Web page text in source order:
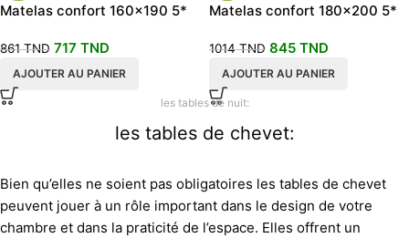
Matelas confort 160×190 5*
861TND 717 TND
AJOUTER AU PANIER
Matelas confort 180×200 5*
1014TND 845 TND
AJOUTER AU PANIER
les tables de nuit:
les tables de chevet:
Bien qu’elles ne soient pas obligatoires les tables de chevet
peuvent jouer à un rôle important dans le design de votre
chambre et dans la praticité de l’espace. Elles offrent un